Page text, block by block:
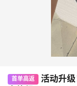
首单高返
活动升级